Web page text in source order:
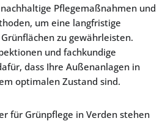
Pflegemaßnahmen und
um eine langfristige
zu gewährleisten.
und fachkundige
dass Ihre Außenanlagen in
optimalen Zustand sind.
für Grünpflege in Verden stehen